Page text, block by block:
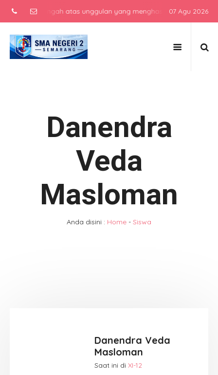
menengah atas unggulan yang menghasilkan lulusan
07 Agu 2026
Danendra
Veda
Masloman
Anda disini : Home - Siswa
Danendra Veda
Masloman
Saat ini diXI-12